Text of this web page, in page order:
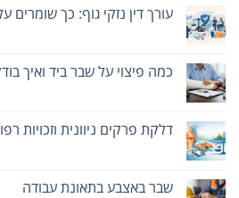
עורך דין נזקי גוף: כך שומרים
כמה פיצוי על שבר ביד ואיך
דלקת פרקים ניוונית וזכויות
שבר באצבע בתאונת עבודה